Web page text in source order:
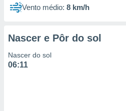
Vento médio: 8 km/h
Nascer e Pôr do sol
Nascer do sol
06:11